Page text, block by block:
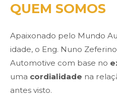
QUEM SOMOS
Apaixonado pelo Mundo
idade, o Eng. Nuno
Automotive com base no
uma cordialidade na
antes visto.